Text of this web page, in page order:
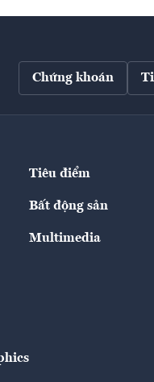
Chứng khoán
Tiêu điểm
Bất động sản
Multimedia